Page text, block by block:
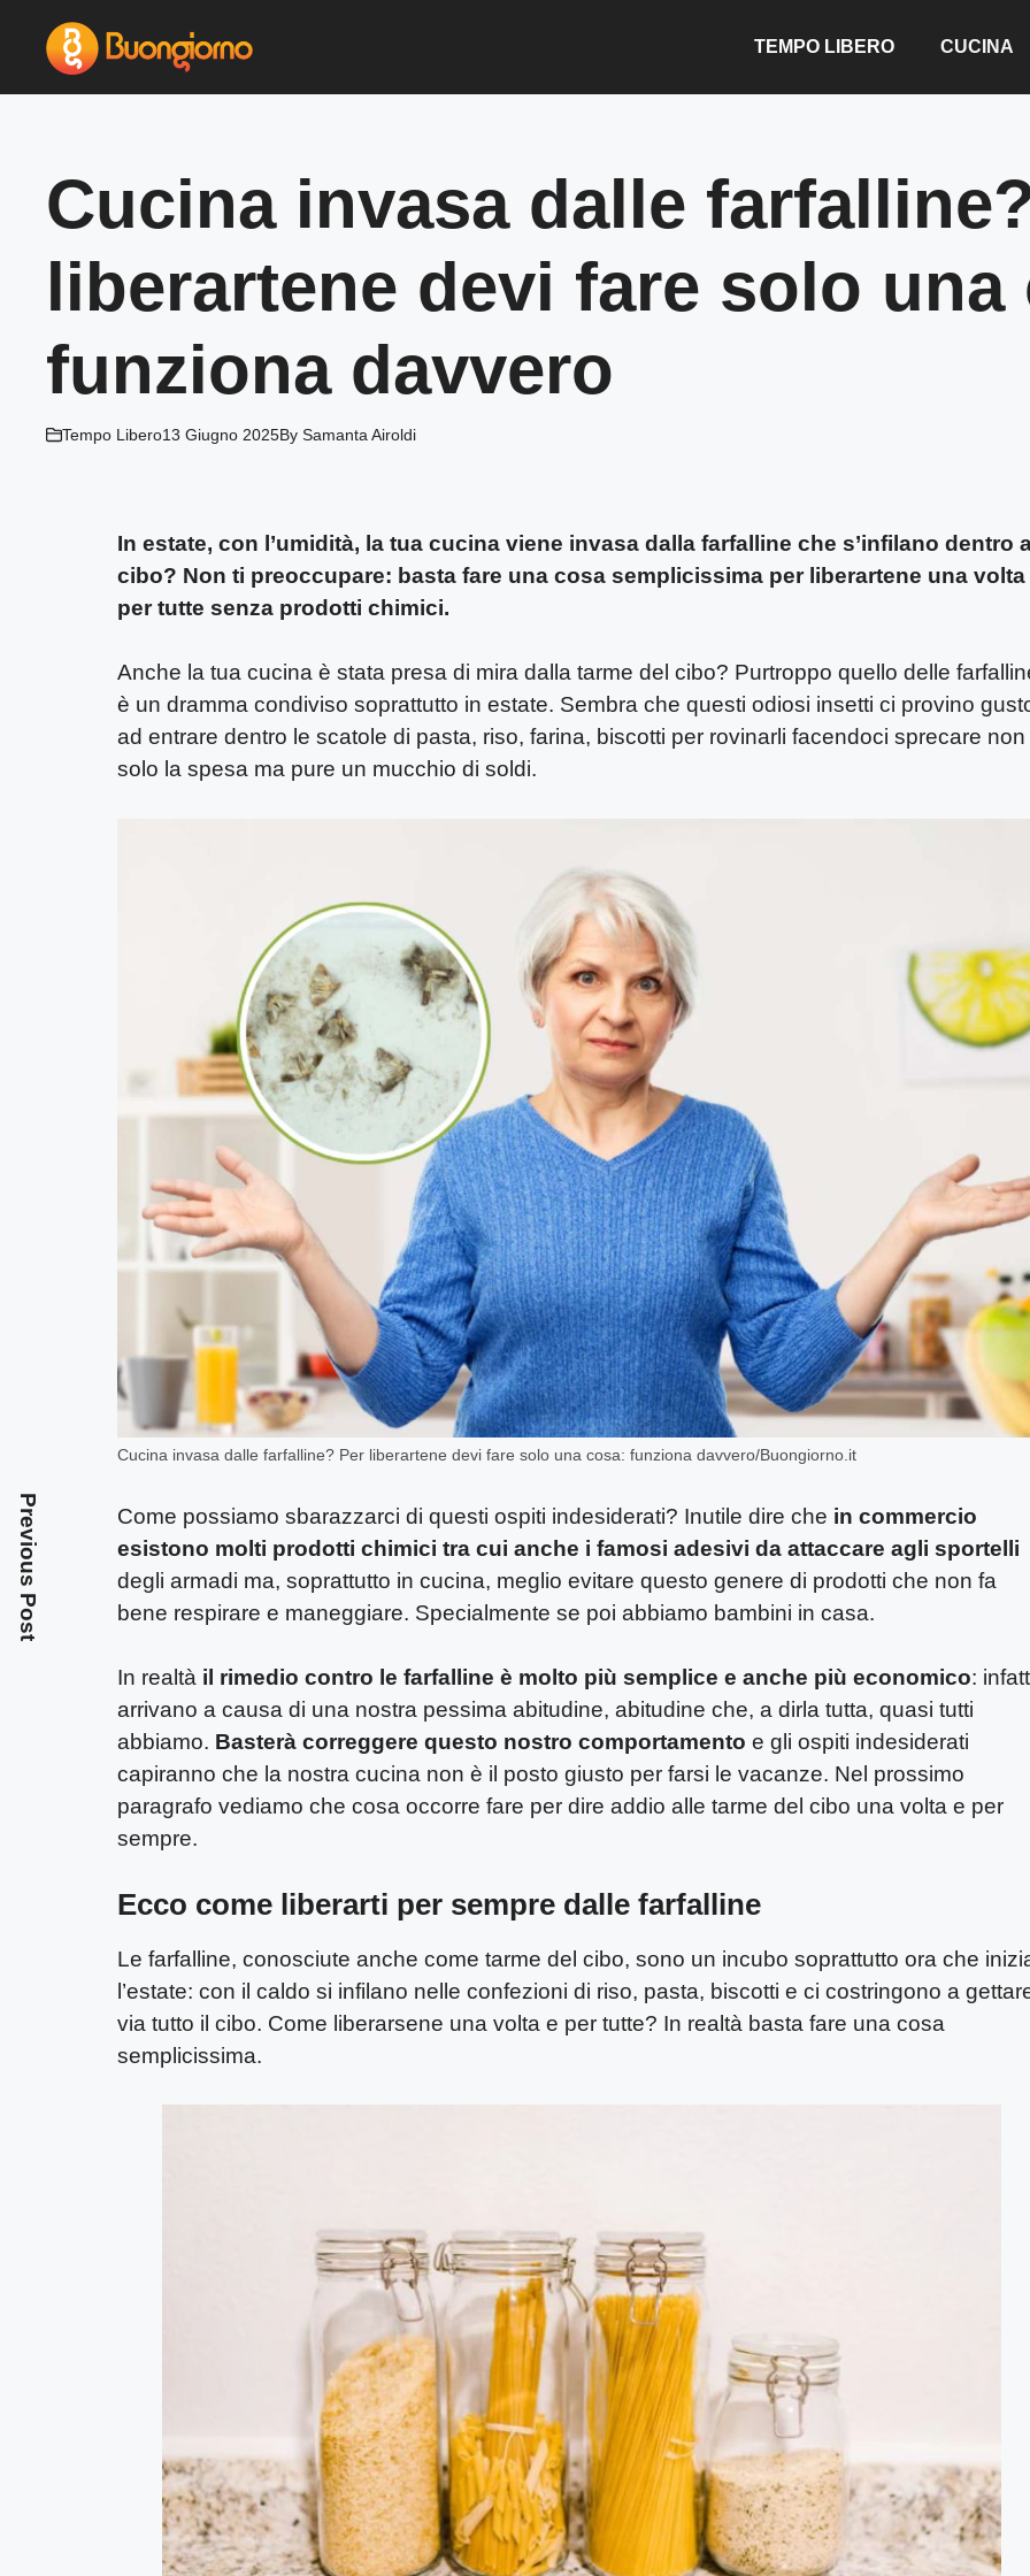
contenuto
TEMPO LIBERO CUCINA
Cucina invasa dalle
liberartene devi fare solo una
funziona davvero
Tempo Libero13 Giugno 2025By Samanta Airoldi
In estate, con l’umidità, la tua cucina viene invasa dalla farfalline che s’infilano dentro
cibo? Non ti preoccupare: basta fare una cosa semplicissima per liberartene una volta
per tutte senza prodotti chimici.
Anche la tua cucina è stata presa di mira dalla tarme del cibo? Purtroppo quello delle
è un dramma condiviso soprattutto in estate. Sembra che questi odiosi insetti ci provino
ad entrare dentro le scatole di pasta, riso, farina, biscotti per rovinarli facendoci sprecare non
solo la spesa ma pure un mucchio di soldi.
Cucina invasa dalle farfalline? Per liberartene devi fare solo una cosa: funziona davvero/Buongiorno.it
Come possiamo sbarazzarci di questi ospiti indesiderati? Inutile dire che in commercio
esistono molti prodotti chimici tra cui anche i famosi adesivi da attaccare agli sportelli
degli armadi ma, soprattutto in cucina, meglio evitare questo genere di prodotti che non fa
bene respirare e maneggiare. Specialmente se poi abbiamo bambini in casa.
In realtà il rimedio contro le farfalline è molto più semplice e anche più economico:
arrivano a causa di una nostra pessima abitudine, abitudine che, a dirla tutta, quasi tutti
abbiamo. Basterà correggere questo nostro comportamento e gli ospiti indesiderati
capiranno che la nostra cucina non è il posto giusto per farsi le vacanze. Nel prossimo
paragrafo vediamo che cosa occorre fare per dire addio alle tarme del cibo una volta e per
sempre.
Ecco come liberarti per sempre dalle farfalline
Le farfalline, conosciute anche come tarme del cibo, sono un incubo soprattutto ora che
l’estate: con il caldo si infilano nelle confezioni di riso, pasta, biscotti e ci costringono a
via tutto il cibo. Come liberarsene una volta e per tutte? In realtà basta fare una cosa
semplicissima.
Previous Post